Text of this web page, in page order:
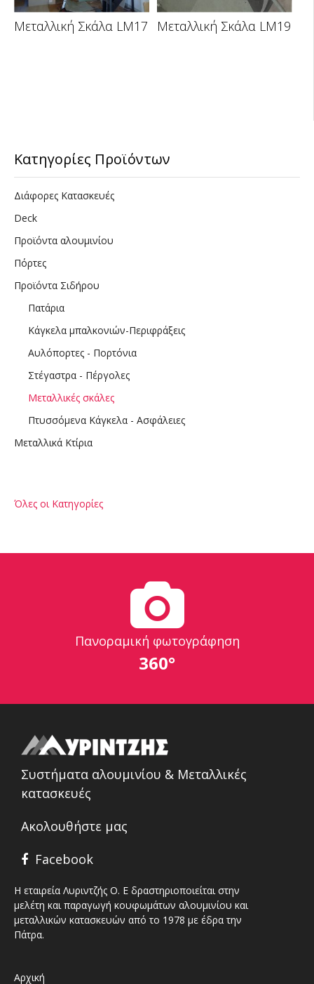
Μεταλλική Σκάλα LM17 Μεταλλική Σκάλα LM19
Κατηγορίες Προϊόντων
Διάφορες Κατασκευές
Deck
Προϊόντα αλουμινίου
Πόρτες
Προϊόντα Σιδήρου
Πατάρια
Κάγκελα μπαλκονιών-Περιφράξεις
Αυλόπορτες - Πορτόνια
Στέγαστρα - Πέργολες
Μεταλλικές σκάλες
Πτυσσόμενα Κάγκελα - Ασφάλειες
Μεταλλικά Κτίρια
Όλες οι Κατηγορίες
Πανοραμική φωτογράφηση
360°
Συστήματα αλουμινίου & Μεταλλικές
κατασκευές
Ακολουθήστε μας
Facebook
Η εταιρεία Λυριντζής Ο. Ε δραστηριοποιείται στην
μελέτη και παραγωγή κουφωμάτων αλουμινίου και
μεταλλικών κατασκευών από το 1978 με έδρα την
Πάτρα.
Αρχική